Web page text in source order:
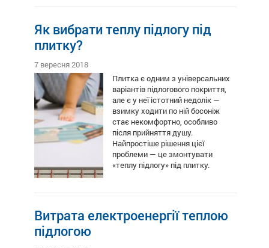
Як вибрати теплу підлогу під
плитку?
7 вересня 2018
Плитка є одним з універсальних
варіантів підлогового покриття,
але є у неї істотний недолік —
взимку ходити по ній босоніж
стає некомфортно, особливо
після прийняття душу.
Найпростіше рішення цієї
проблеми — це змонтувати
«теплу підлогу» під плитку.
Витрата електроенергії теплою
підлогою